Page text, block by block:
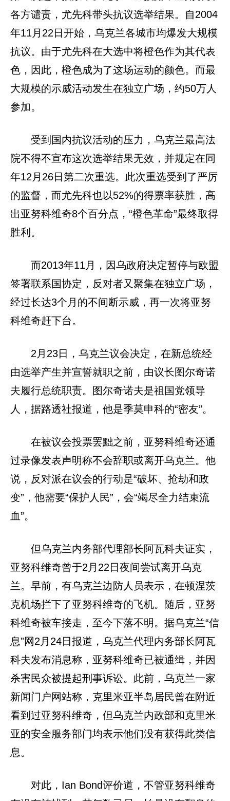
各方谴责，尤先科带头抗议选举结果。自2004
年11月22日开始，乌克兰各城市均爆发大规模
抗议。由于尤先科在大选中将橙色作为其代表
色，因此，橙色成为了这场运动的颜色。而最
大规模的示威活动发生在独立广场，约50万人
参加。
受到国内抗议活动的压力，乌克兰最高法
院不得不宣布这次选举结果无效，并规定在同
年12月26日第二次重选。此次重选受到了严厉
的监督，而尤先科也以52%的得票率获胜，高
出亚努科维奇8个百分点，“橙色革命”最终取得
胜利。
而2013年11月，因乌政府决定暂停与欧盟
签署联系国协定，反对者又聚集在独立广场，
经过长达3个月的不间断示威，再一次将亚努
科维奇赶下台。
2月23日，乌克兰议会决定，在新总统经
由选举产生并宣誓就职之前，由议长图尔奇诺
夫履行总统职责。图尔奇诺夫是祖国党领导
人，据路透社报道，他是季莫申科的“密友”。
在被议会投票罢黜之前，亚努科维奇还通
过录像发表声明称不会辞职或离开乌克兰。他
说，反对派在议会的行动是“破坏、抢劫和政
变”，他需要“保护人民”，会“竭尽全力结束流
血”。
但乌克兰内务部代理部长阿瓦科夫证实，
亚努科维奇曾于2月22日夜间尝试离开乌克
兰。早前，有乌克兰边防人员表示，在顿涅茨
克机场拦下了亚努科维奇的飞机。随后，亚努
科维奇被车接走，至今下落不明。据乌克兰“信
息”网2月24日报道，乌克兰代理内务部长阿瓦
科夫发布消息称，亚努科维奇已被通缉，并因
杀害民众被提起刑事诉讼。此前，乌克兰一家
新闻门户网站称，克里米亚半岛居民曾在附近
看到过亚努科维奇，但乌克兰内政部和克里米
亚的安全服务部门均表示他们没有获得此类信
息。
对此，Ian Bond评价道，不管亚努科维奇